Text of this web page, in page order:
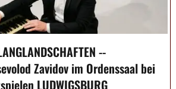
--
Zavidov im Ordenssaal bei
LUDWIGSBURG